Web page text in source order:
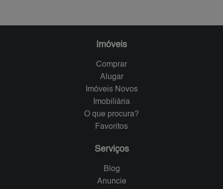
Imóveis
Comprar
Alugar
Imóveis Novos
Imobiliária
O que procura?
Favoritos
Serviços
Blog
Anuncie